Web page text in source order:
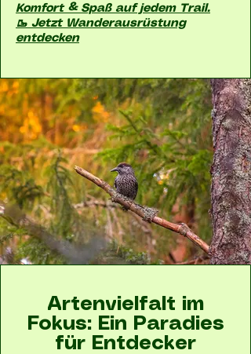
Komfort & Spaß auf jedem Trail.
🥾 Jetzt Wanderausrüstung
entdecken
Artenvielfalt im
Fokus: Ein Paradies
für Entdecker